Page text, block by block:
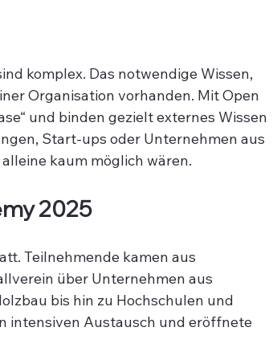
komplex. Das notwendige Wissen,
Organisation vorhanden. Mit Open
und binden gezielt externes Wissen
Start-ups oder Unternehmen aus
kaum möglich wären.
2025
Teilnehmende kamen aus
über Unternehmen aus
bis hin zu Hochschulen und
intensiven Austausch und eröffnete